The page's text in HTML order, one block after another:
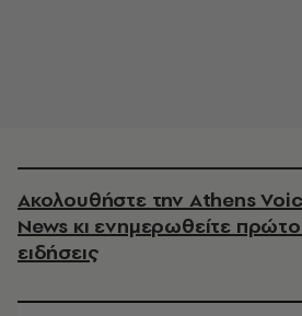
Ακολουθήστε την Athens
News κι ενημερωθείτε
ειδήσεις